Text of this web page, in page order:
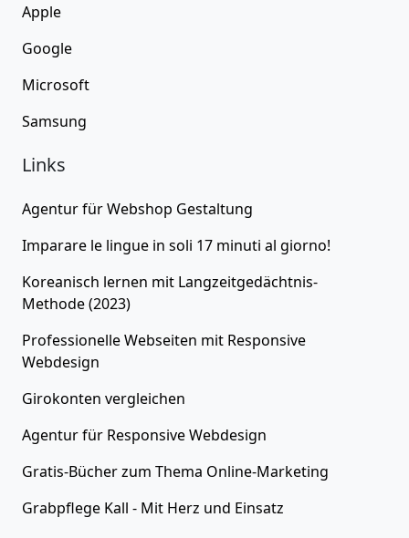
Apple
Google
Microsoft
Samsung
Links
Agentur fürWebshop Gestaltung
Imparare le lingue in soli 17 minuti al giorno!
Koreanisch lernen mit Langzeitgedächtnis-
Methode (2023)
Professionelle Webseiten mit Responsive
Webdesign
Girokonten vergleichen
Agentur für Responsive Webdesign
Gratis-Bücher zum Thema Online-Marketing
Grabpflege Kall - Mit Herz und Einsatz